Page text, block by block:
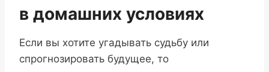
в домашних условиях
Если вы хотите угадывать судьбу или
спрогнозировать будущее, то